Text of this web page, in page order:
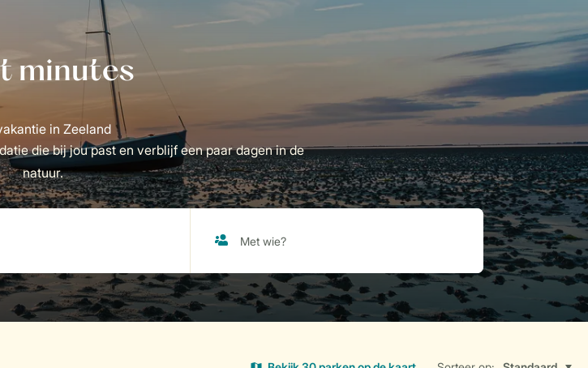
die bij jou past en verblijf een paar dagen in de
natuur.